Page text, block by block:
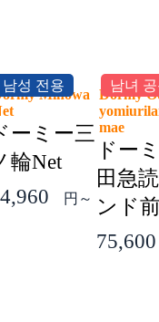
남성 전용
Minowa
ーミー三
輪Net
円～
남녀
Dormy
mae
ドー
田急
ンド前
75,600